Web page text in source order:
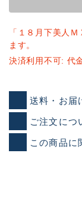
「１８月下美人
ます。
決済利用不可: 代
送料・お届
ご注文につ
この商品に